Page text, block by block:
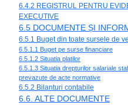
6.4.2 REGISTRUL PENTRU
EXECUTIVE
6.5 DOCUMENTE ȘI
6.5.1 Buget din toate sursele de
6.5.1.1 Buget pe surse financiare
6.5.1.2 Situatia platilor
6.5.1.3 Situatia drepturilor salariale
prevazute de acte normative
6.5.2 Bilanturi contabile
6.6. ALTE DOCUMENTE